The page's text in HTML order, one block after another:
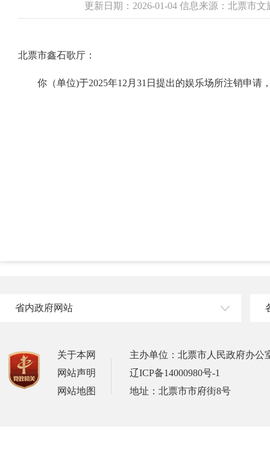
更新日期：2026-01-04 信息来源：北票市
北票市鑫石歌厅：
你（单位)于2025年12月31日提出的娱乐场所注销申
省内政府网站
关于本网
网站声明
网站地图
主办单位：北票市人民政府办公
辽ICP备14000980号-1
地址：北票市市府街8号